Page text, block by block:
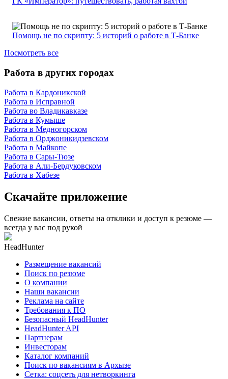
Помощь не по скрипту: 5 историй о работе в Т-Банке
Посмотреть все
Работа в других городах
Работа в Кардоникской
Работа в Исправной
Работа во Владикавказе
Работа в Кумыше
Работа в Медногорском
Работа в Орджоникидзевском
Работа в Майкопе
Работа в Сары-Тюзе
Работа в Али-Бердуковском
Работа в Хабезе
Скачайте приложение
Свежие вакансии, ответы на отклики и доступ к резюме —
всегда у вас под рукой
HeadHunter
Размещение вакансий
Поиск по резюме
О компании
Наши вакансии
Реклама на сайте
Требования к ПО
Безопасный HeadHunter
HeadHunter API
Партнерам
Инвесторам
Каталог компаний
Поиск по вакансиям в Архызе
Сетка: соцсеть для нетворкинга